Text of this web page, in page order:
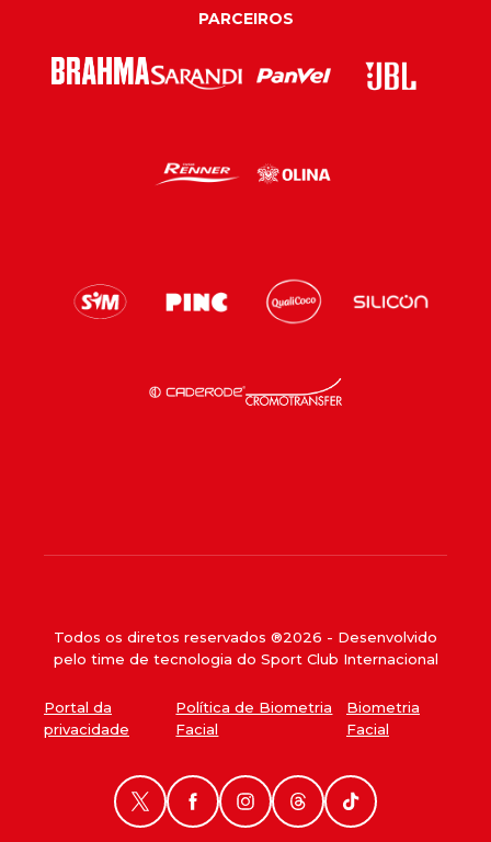
PARCEIROS
Todos os diretos reservados ®2026 - Desenvolvido
pelo time de tecnologia do Sport Club Internacional
Portal da
privacidade
Política de Biometria
Facial
Biometria
Facial